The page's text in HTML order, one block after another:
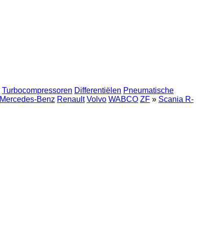
Turbocompressoren Differentiëlen Pneumatische
Mercedes-Benz Renault Volvo WABCO ZF » Scania R-